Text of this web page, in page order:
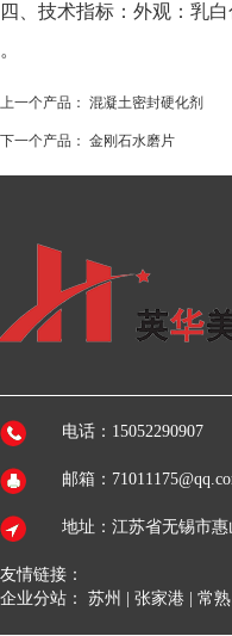
四、技术指标：外观：乳
。
上一个产品： 混凝土密封硬化剂
下一个产品： 金刚石水磨片
电话：15052290907
邮箱：
地址：江苏省无锡市
友情链接：
企业分站： 苏州 张家港 常熟